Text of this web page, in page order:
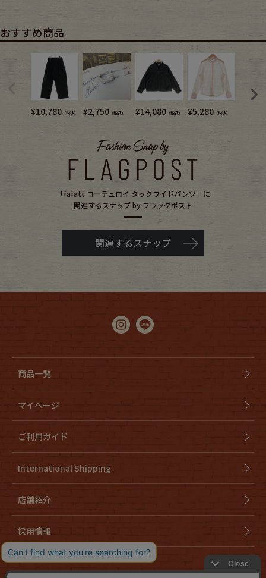
おすすめ商品
¥10,780 （税込） ¥2,750 （税込） ¥14,080 （税込） ¥5,280 （税込）
「fafatt コーデュロイ タックワイドパンツ」に
関連するスナップ by フラッグポスト
関連するスナップ
商品一覧
マイページ
ご利用ガイド
International Shipping
店舗紹介
採用情報